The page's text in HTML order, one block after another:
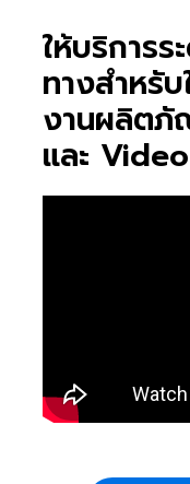
ให้บริการ
ทางสำหรั
งานผลิตภั
และ Video